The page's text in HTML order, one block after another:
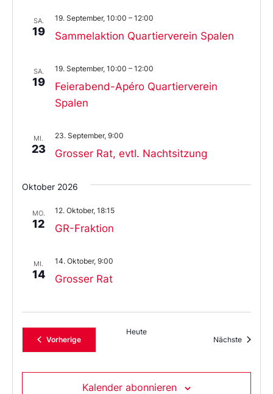
SA.
19 Sammelaktion Quartierverein Spalen
19. September, 10:00 – 12:00
SA.
19
Feierabend-Apéro Quartierverein
Spalen
19. September, 10:00 – 12:00
MI.
23 Grosser Rat, evtl. Nachtsitzung
23. September, 9:00
Oktober 2026
MO.
12 GR-Fraktion
12. Oktober, 18:15
MI.
14 Grosser Rat
14. Oktober, 9:00
VorherigeVeranstaltungen
Heute
Nächste
Kalender abonnieren